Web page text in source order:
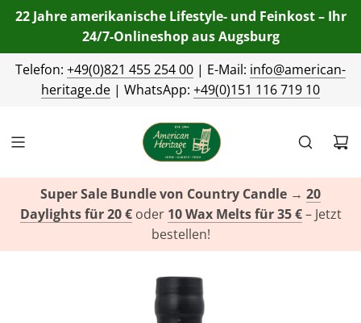
22 Jahre amerikanische Lifestyle- und Feinkost – Ihr
24/7-Onlineshop aus Augsburg
Telefon: +49(0)821 455 254 00 | E-Mail: info@american-
heritage.de | WhatsApp: +49(0)151 116 719 10
Super Sale Bundle von Country Candle → 20
Daylights für 20 €oder 10 Wax Melts für 35 €– Jetzt
bestellen!